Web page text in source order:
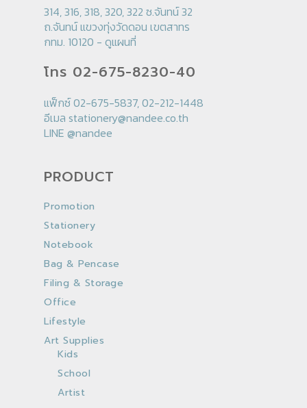
314, 316, 318, 320, 322 ซ.จันทน์ 32
ถ.จันทน์ แขวงทุ่งวัดดอน เขตสาทร
กทม. 10120 - ดูแผนที่
โทร 02-675-8230-40
แฟ็กซ์ 02-675-5837, 02-212-1448
อีเมล stationery@nandee.co.th
LINE @nandee
PRODUCT
Promotion
Stationery
Notebook
Bag & Pencase
Filing & Storage
Office
Lifestyle
Art Supplies
Kids
School
Artist